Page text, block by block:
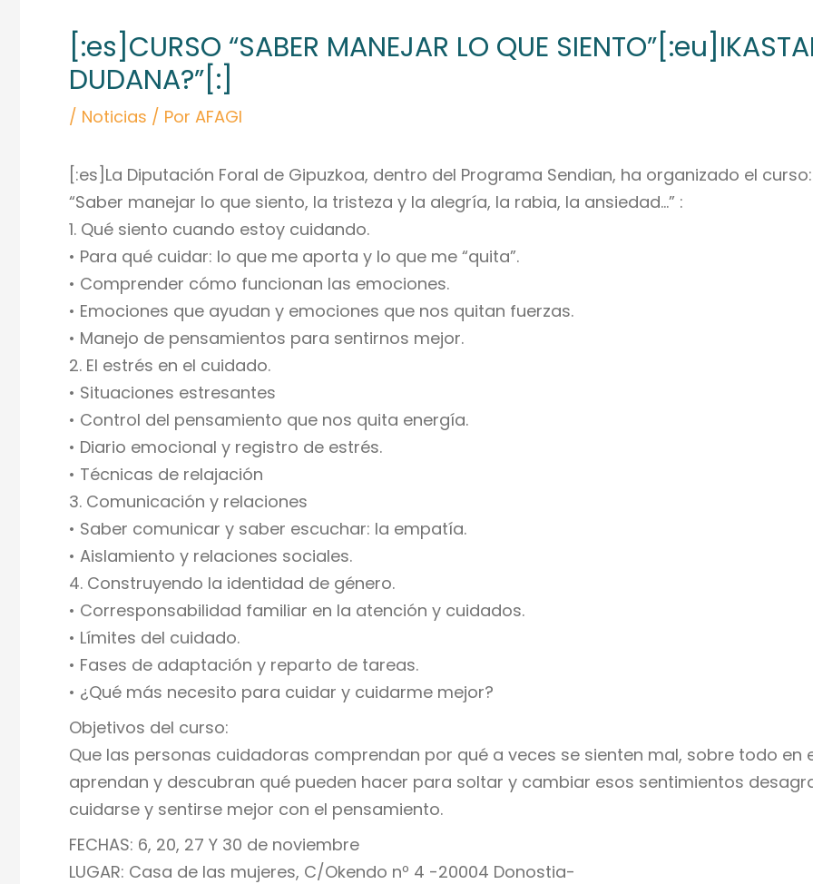
[:es]CURSO “SABER MANEJAR LO QUE
DUDANA?”[:]
/ Noticias / Por AFAGI
[:es]La Diputación Foral de Gipuzkoa, dentro del Programa Sendian, ha organizado el curso:
“Saber manejar lo que siento, la tristeza y la alegría, la rabia, la ansiedad…” :
1. Qué siento cuando estoy cuidando.
• Para qué cuidar: lo que me aporta y lo que me “quita”.
• Comprender cómo funcionan las emociones.
• Emociones que ayudan y emociones que nos quitan fuerzas.
• Manejo de pensamientos para sentirnos mejor.
2. El estrés en el cuidado.
• Situaciones estresantes
• Control del pensamiento que nos quita energía.
• Diario emocional y registro de estrés.
• Técnicas de relajación
3. Comunicación y relaciones
• Saber comunicar y saber escuchar: la empatía.
• Aislamiento y relaciones sociales.
4. Construyendo la identidad de género.
• Corresponsabilidad familiar en la atención y cuidados.
• Límites del cuidado.
• Fases de adaptación y reparto de tareas.
• ¿Qué más necesito para cuidar y cuidarme mejor?
Objetivos del curso:
Que las personas cuidadoras comprendan por qué a veces se sienten mal, sobre todo en
aprendan y descubran qué pueden hacer para soltar y cambiar esos sentimientos
cuidarse y sentirse mejor con el pensamiento.
FECHAS: 6, 20, 27 Y 30 de noviembre
LUGAR: Casa de las mujeres, C/Okendo nº 4 -20004 Donostia-
entradas